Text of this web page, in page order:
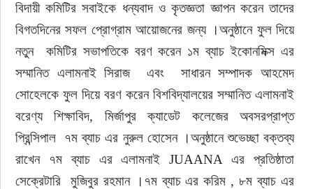
বিদায়ী কমিটির সবাইকে ধন্যবাদ ও কৃতজ্ঞতা জ্ঞাপন করেন তাদের
বিগতদিনের সফল প্রোগ্রাম আয়োজনের জন্য ।অনুষ্ঠানে ফুল দিয়ে
নতুন  কমিটির সভাপতিকে বরণ করেন ১ম ব্যাচ ইকোনমিক্স এর
সম্মানিত এলামনাই সিরাজ  এবং  সাধারন সম্পাদক আহমেদ
সোহেলকে ফুল দিয়ে বরণ করেন বিশবিদ্যালয়ের সম্মানিত এলামনাই
বরেণ্য শিক্ষাবিদ, মির্জাপুর ক্যাডেট কলেজের অবসরপ্রাপ্ত
প্রিন্সিপাল  ৭ম ব্যাচ এর নুরুল হোসেন ।অনুষ্ঠানে শুভেচ্ছা বক্তব্য
রাখেন ৭ম ব্যাচ এর এলামনাই JUAANA এর প্রতিষ্ঠাতা
সেক্রেটারি  মুজিবুর রহমান ।৭ম ব্যাচ এর করিম , ৮ম ব্যাচ এর